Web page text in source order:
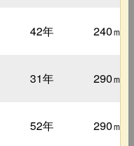
42年 240㎡
31年 290㎡
52年 290㎡